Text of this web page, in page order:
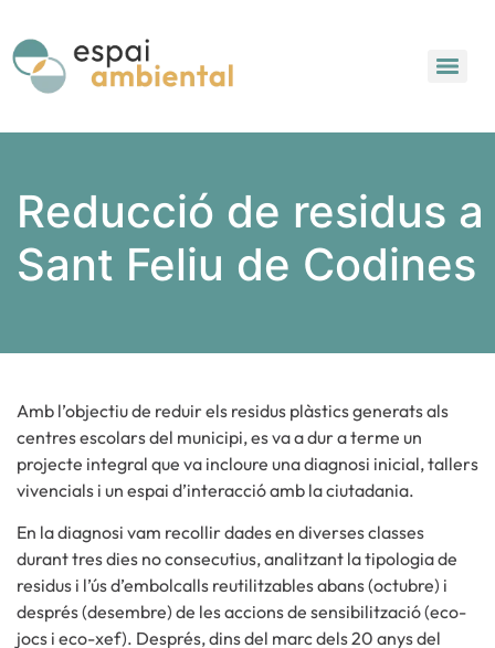
Reducció de residus a
Sant Feliu de Codines
Amb l’objectiu de reduir els residus plàstics generats als
centres escolars del municipi, es va a dur a terme un
projecte integral que va incloure una diagnosi inicial, tallers
vivencials i un espai d’interacció amb la ciutadania.
En la diagnosi vam recollir dades en diverses classes
durant tres dies no consecutius, analitzant la tipologia de
residus i l’ús d’embolcalls reutilitzables abans (octubre) i
després (desembre) de les accions de sensibilització (eco-
jocs i eco-xef). Després, dins del marc dels 20 anys del